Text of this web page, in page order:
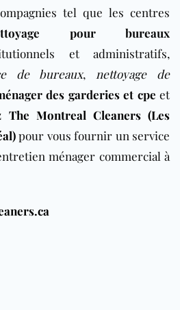
tel que les centres
pour bureaux
et administratifs,
de bureaux, nettoyage de
des garderies et cpe et
The Montreal Cleaners (Les
pour vous fournir un service
ménager commercial à